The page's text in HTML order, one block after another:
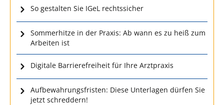
So gestalten Sie IGeL rechtssicher
Sommerhitze in der Praxis: Ab wann es zu heiß zum
Arbeiten ist
Digitale Barrierefreiheit für Ihre Arztpraxis
Aufbewahrungsfristen: Diese Unterlagen dürfen Sie
jetzt schreddern!